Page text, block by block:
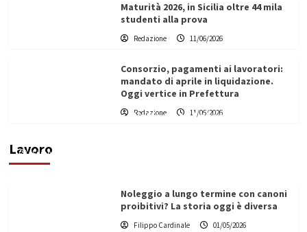
Maturità 2026, in Sicilia oltre 44 mila
studenti alla prova
Redazione 11/06/2026
Consorzio, pagamenti ai lavoratori:
mandato di aprile in liquidazione.
Oggi vertice in Prefettura
Redazione 11/06/2026
Lavoro
Vino in Italia: il giro d’affari contribuisce
Filippo Cardinale
Noleggio a lungo termine con canoni
proibitivi? La storia oggi è diversa
Filippo Cardinale 01/05/2026